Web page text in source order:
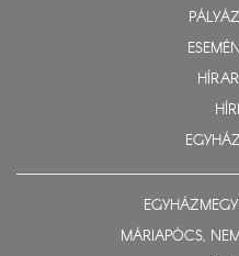
MÁRIAPÓCS,